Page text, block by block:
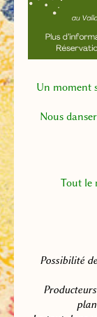
Un moment
Nous
Tout le
Possibilité